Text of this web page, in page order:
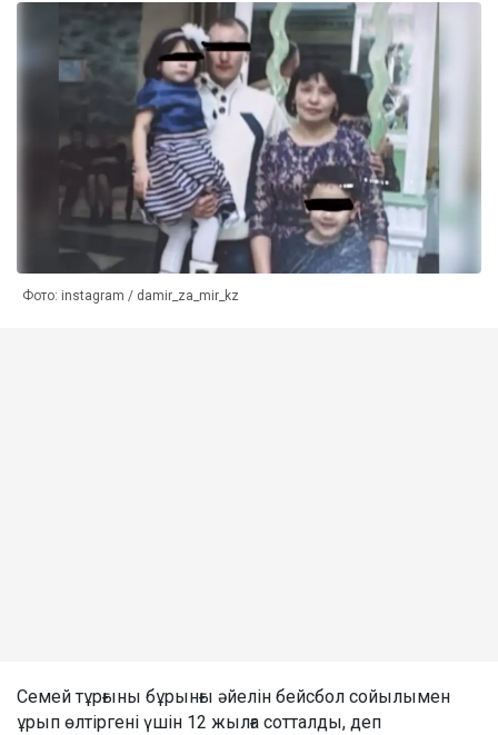
Фото: instagram / damir_za_mir_kz
Семей тұрғыны бұрынғы әйелін бейсбол сойылымен
ұрып өлтіргені үшін 12 жылға сотталды, деп